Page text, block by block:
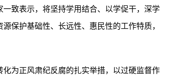
致表示，将坚持学用结合、以学促干，深学
保护基础性、长远性、惠民性的工作特质，
为正风肃纪反腐的扎实举措，以过硬监督作